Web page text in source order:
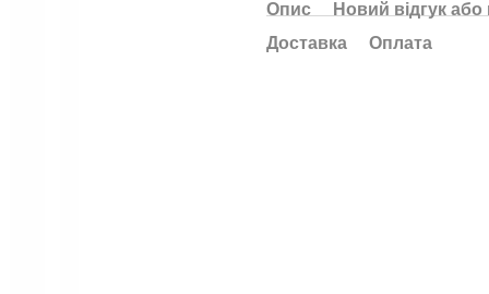
Опис
Новий відгук
Доставка
Оплата